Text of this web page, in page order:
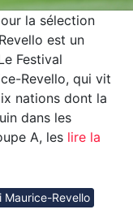
la sélection
est un
Festival
Revello, qui vit
nations dont la
dans les
A, les lire la
Maurice-Revello